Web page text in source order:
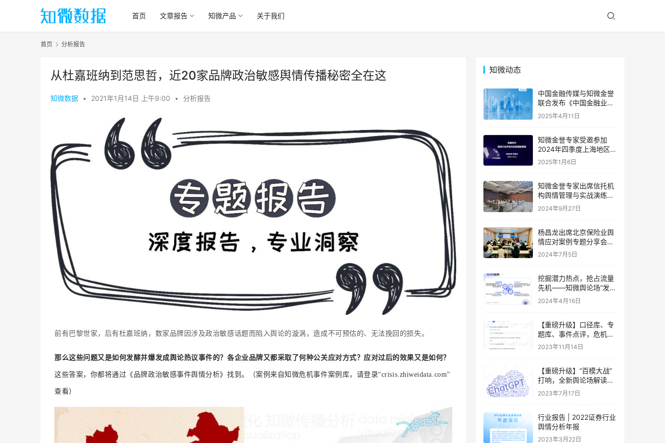
首页 文章报告 知微产品 关于我们
首页 分析报告
从杜嘉班纳到范思哲，近20家品牌政治敏感舆情传播秘密全在这
知微数据 • 2021年1月14日 上午9:00 • 分析报告
前有巴黎世家，后有杜嘉班纳， 数家品牌因涉及政治敏感话题而陷入舆论的漩涡 ，造成不可预估的、无法挽回的损失。
那么这些问题又是如何发酵并爆发成舆论热议事件的？ 各企业品牌又都采取了何种公关应对方式？应对过后的效果又是如何？
这些答案， 你都将通过《品牌政治敏感事件舆情分析》找到。（案例来自知微危机事件案例库，请登录“crisis.zhiweidata.com”
查看）
知微动态
中国金融传媒与知微金誉
联合发布《中国金融业声
誉风险典型案例精编
（2024）》，深度解码年
2025年4月11日
知微金誉专家受邀参加
2024年四季度上海地区期
货公司首席风险官联席会
2025年1月6日
知微金誉专家出席信托机
构舆情管理与实战演练高
级研修班 | 专家动态
2024年9月27日
杨昌龙出席北京保险业舆
情应对案例专题分享会并
做专题分享
2024年7月5日
挖掘潜力热点，抢占流量
先机——知微舆论场“发现
热点”全新上线
2024年4月16日
【重磅升级】口径库、专
题库、事件点评，危机洞
察的新方式来了
2023年11月14日
【重磅升级】“百模大战”
打响，全新舆论场解读AI
大模型热潮
2023年7月17日
行业报告 | 2022证券行业
舆情分析年报
2023年3月22日